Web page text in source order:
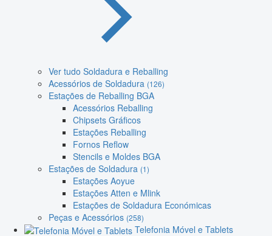
Ver tudo Soldadura e Reballing
Acessórios de Soldadura (126)
Estações de Reballing BGA
Acessórios Reballing
Chipsets Gráficos
Estações Reballing
Fornos Reflow
Stencils e Moldes BGA
Estações de Soldadura (1)
Estações Aoyue
Estações Atten e Mlink
Estações de Soldadura Económicas
Peças e Acessórios (258)
Telefonia Móvel e Tablets